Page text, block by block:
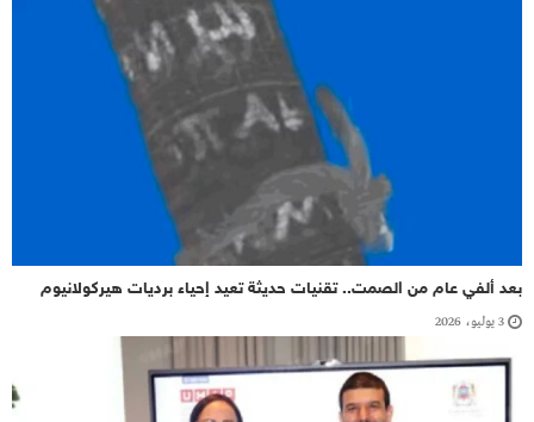
بعد ألفي عام من الصمت.. تقنيات حديثة تعيد إحياء برديات هيركولانيوم
3 يوليو، 2026